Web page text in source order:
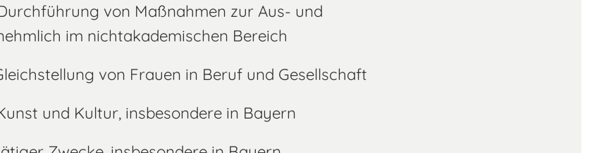
von Maßnahmen zur Aus- und
im nichtakademischen Bereich
von Frauen in Beruf und Gesellschaft
und Kultur, insbesondere in Bayern